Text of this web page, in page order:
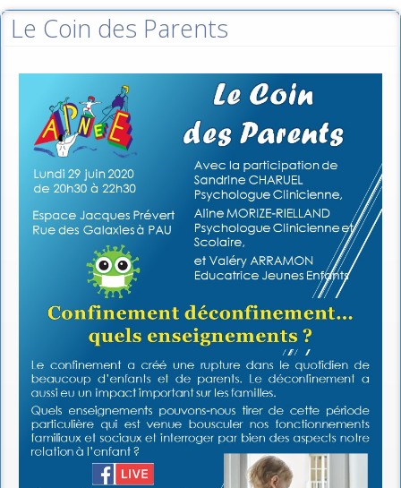
Le Coin des Parents